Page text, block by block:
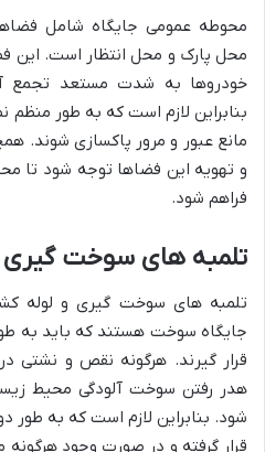
محوطه عمومی جایگاه شامل
محل پارک و محل انتظار است. این
خودروها به شدت مستعد تجمع
بنابراین لازم است که به طور منظم
مانع عبور و مرور پاکسازی شوند.
و تهویه این فضاها توجه شود تا
فراهم شود.
تلمبه های سوخت گیری
تلمبه های سوخت گیری و لوله
جایگاه سوخت هستند که باید به
قرار گیرند. هرگونه نقص و نشتی
هدر رفتن سوخت آلودگی محیط
شود. بنابراین لازم است که به طور
قرار گرفته و در صورت وجود